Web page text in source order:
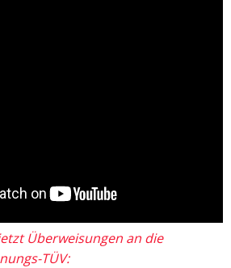
Überweisungen an die
TÜV: